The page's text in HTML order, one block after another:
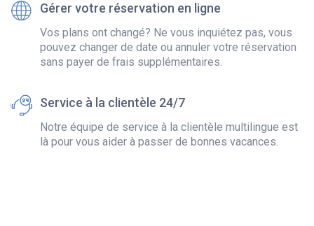
Gérer votre réservation en ligne
Vos plans ont changé? Ne vous inquiétez pas, vous
pouvez changer de date ou annuler votre réservation
sans payer de frais supplémentaires.
Service à la clientèle 24/7
Notre équipe de service à la clientèle multilingue est
là pour vous aider à passer de bonnes vacances.